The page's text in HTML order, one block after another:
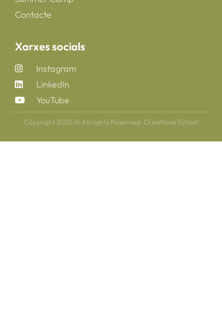
Contacte
Xarxes socials
Instagram
LinkedIn
YouTube
Copyright 2025 © All rights Reserved. CreaNova School